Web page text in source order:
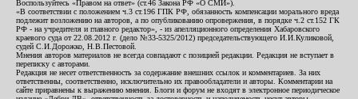
Воспользуйтесь «Правом на ответ» (ст.46 Закона РФ «О СМИ»).
«В соответствии с положением ч.3 ст.196 ГПК РФ, обязанность компенсации морального вреда
подлежит возложению на авторов, а по опубликованию опровержения, в порядке ч.2 ст.152 ГК
РФ - на учредителя и главного редактор», - из апелляционного определения Хабаровского
краевого суда от 22.08.2012 г. (дело №33-5325/2012) председательствующего И.И.Куликовой,
судей С.И.Дорожко, Н.В.Пестовой.
Мнения авторов материалов не всегда совпадают с позицией редакции. Редакция не вступает в
переписку с авторами.
Редакция не несет ответственность за содержание внешних ссылок и комментариев. За них
ответственны, соответственно, исключительно их правообладатели и авторы. Комментарии на
сайте приравнены к выражению мнения. Блоги и форум не входят в электронное периодическое